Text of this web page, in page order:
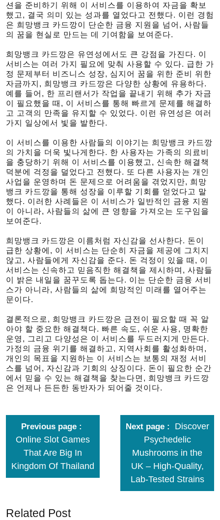
션을 준비하기 위해 이 서비스를 이용하여 자금을 확보
했고, 결국 의미 있는 성과를 열었다고 전했다. 이런 경험
은 희망뱅크 카드깡이 단순한 금융 지원을 넘어, 사람들
의 꿈을 현실로 만드는 데 기여함을 보여준다.
희망뱅크 카드깡은 유연성에서도 큰 강점을 가진다. 이
서비스는 여러 가지 필요에 맞춰 사용할 수 있다. 급한 가
정 문제부터 비즈니스 성장, 심지어 꿈을 위한 준비 위한
자금까지, 희망뱅크 카드깡은 다양한 상황에 유용하다.
예를 들어, 한 프리랜서가 작업을 끝내기 위해 추가 자금
이 필요했을 때, 이 서비스를 통해 빠르게 문제를 해결하
고 고객의 만족을 유지할 수 있었다. 이런 유연성은 여러
가지 일상에서 빛을 발한다.
이 서비스를 이용한 사람들의 이야기는 희망뱅크 카드깡
의 가치을 더욱 빛나게한다. 한 사용자는 가족의 의료비
을 충당하기 위해 이 서비스를 이용했고, 신속한 해결책
덕분에 걱정을 덜었다고 전했다. 또 다른 사용자는 개인
사업을 운영하며 돈 문제으로 어려움을 겪었지만, 희망
뱅크 카드깡을 통해 성장을 이루할 기회를 얻었다고 말
했다. 이러한 사례들은 이 서비스가 일반적인 금융 지원
이 아니라, 사람들의 삶에 큰 영향을 가져오는 도구임을
보여준다.
희망뱅크 카드깡은 이름처럼 자신감을 선사한다. 돈이
급한 상황에, 이 서비스는 단순히 자금을 제공에 그치지
않고, 사람들에게 자신감을 준다. 돈 걱정이 있을 때, 이
서비스는 신속하고 믿음직한 해결책을 제시하며, 사람들
이 밝은 내일을 꿈꾸도록 돕는다. 이는 단순한 금융 서비
스가 아니라, 사람들의 삶에 희망적인 미래를 열어주는
문이다.
결론적으로, 희망뱅크 카드깡은 급전이 필요할 때 꼭 알
아야 할 중요한 해결책다. 빠른 속도, 쉬운 사용, 명확한
운영, 그리고 다양성은 이 서비스를 두드러지게 만든다.
가정의 금융 위기를 해결하고, 지역사회를 활성화하며,
개인의 목표을 지원하는 이 서비스는 보통의 재정 서비
스를 넘어, 자신감과 기회의 상징이다. 돈이 필요한 순간
에서 믿을 수 있는 해결책을 찾는다면, 희망뱅크 카드깡
은 언제나 든든한 동반자가 되어줄 것이다.
Previous page
Online Slot Games
That Are Big In
Kingdom Of Thailand
Next page
Discover
Psychedelic
Mushrooms in the
UK – High-Quality,
Lab-Tested Strains
Related Post